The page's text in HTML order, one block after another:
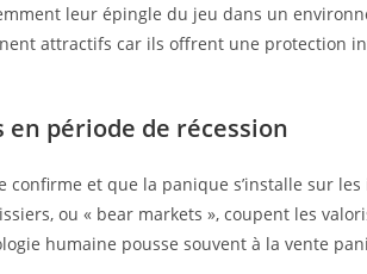
leur épingle du jeu dans un
attractifs car ils offrent une protection
période de récession
confirme et que la panique s’installe sur
ou « bear markets », coupent les
humaine pousse souvent à la vente